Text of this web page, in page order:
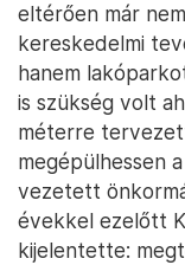
eltérően már
kereskedelmi
hanem
is szükség volt
méterre
megépülhessen
vezetett
évekkel ezelőtt
kijelentette: